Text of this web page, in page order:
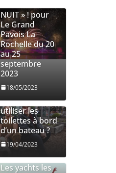
NUIT » ! pour
Le Grand
Pavois La
Rochelle du 20
au 25
septembre
2023
18/05/2023
toilettes à bord
| Comment
utiliser les
toilettes à bord
d’un bateau ?
19/04/2023
Les yachts les